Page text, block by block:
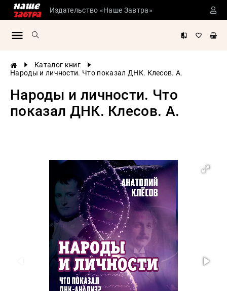
Издательство «Наше Завтра»
Каталог книг
Народы и личности. Что показал ДНК. Клесов. А.
Народы и личности. Что
показал ДНК. Клесов. А.
Сталинские
литература
История
России
история
Психология
Конспирология
Разведка
шпионаж